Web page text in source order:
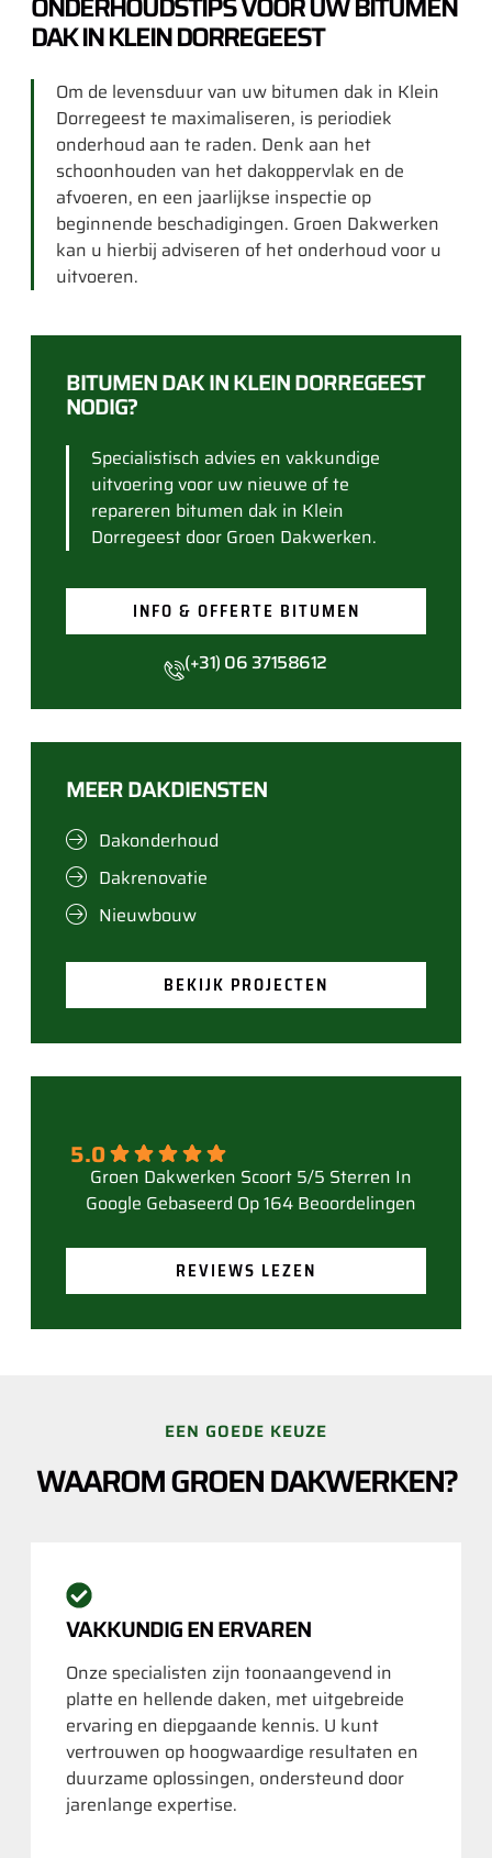
DAK IN KLEIN DORREGEEST
Om de levensduur van uw bitumen dak in Klein
Dorregeest te maximaliseren, is periodiek
onderhoud aan te raden. Denk aan het
schoonhouden van het dakoppervlak en de
afvoeren, en een jaarlijkse inspectie op
beginnende beschadigingen. Groen Dakwerken
kan u hierbij adviseren of het onderhoud voor u
uitvoeren.
BITUMEN DAK IN KLEIN DORREGEEST
NODIG?
Specialistisch advies en vakkundige
uitvoering voor uw nieuwe of te
repareren bitumen dak in Klein
Dorregeest door Groen Dakwerken.
INFO & OFFERTE BITUMEN
(+31) 06 37158612
MEER DAKDIENSTEN
Dakonderhoud
Dakrenovatie
Nieuwbouw
BEKIJK PROJECTEN
5.0
Gebaseerd Op 164 Beoordelingen
REVIEWS LEZEN
EEN GOEDE KEUZE
WAAROM GROEN DAKWERKEN?
VAKKUNDIG EN ERVAREN
Onze specialisten zijn toonaangevend in
platte en hellende daken, met uitgebreide
ervaring en diepgaande kennis. U kunt
vertrouwen op hoogwaardige resultaten en
duurzame oplossingen, ondersteund door
jarenlange expertise.